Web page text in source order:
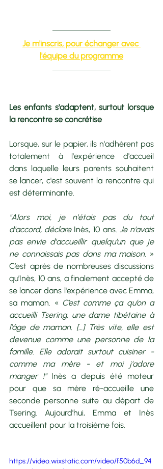
Je m'inscris, pour échanger avec
l'équipe du programme
Les enfants s'adaptent, surtout lorsque
la rencontre se concrétise
Lorsque, sur le papier, ils n'adhèrent pas
totalement à l'expérience d'accueil
dans laquelle leurs parents souhaitent
se lancer, c'est souvent la rencontre qui
est déterminante.
"Alors moi, je n'étais pas du tout
d'accord, déclare Inès, 10 ans. Je n'avais
pas envie d'accueillir quelqu'un que je
ne connaissais pas dans ma maison. »
C’est après de nombreuses discussions
qu’Inès, 10 ans, a finalement accepté de
se lancer dans l'expérience avec Emma,
sa maman. « C’est comme ça qu’on a
accueilli Tsering, une dame tibétaine à
l'âge de maman. […] Très vite, elle est
devenue comme une personne de la
famille. Elle adorait surtout cuisiner -
comme ma mère - et moi j'adore
manger !" Inès a depuis été moteur
pour que sa mère ré-accueille une
seconde personne suite au départ de
Tsering. Aujourd'hui, Emma et Inès
accueillent pour la troisième fois.
https://video.wixstatic.com/video/f50b6d_94